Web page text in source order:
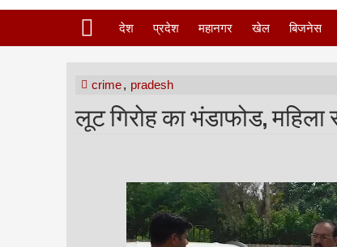
देश प्रदेश महानगर खेल बिजनेस
crime, pradesh
लूट गिरोह का भंडाफोड, महिला